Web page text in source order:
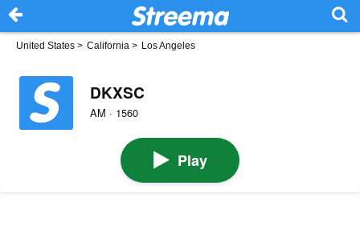
United States > California > Los Angeles
DKXSC
AM · 1560
Play